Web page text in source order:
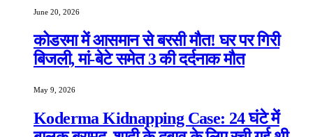
June 20, 2026
कोडरमा में आसमान से बरसी मौत! घर पर गिरी
बिजली, मां-बेटे समेत 3 की दर्दनाक मौत
May 9, 2026
Koderma Kidnapping Case: 24 घंटे में